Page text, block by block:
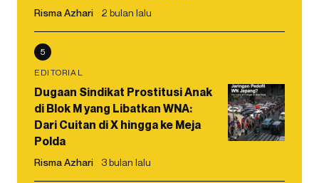
Risma Azhari 2 bulan lalu
5
EDITORIAL
Dugaan Sindikat Prostitusi Anak
di Blok M yang Libatkan WNA:
Dari Cuitan di X hingga ke Meja
Polda
Risma Azhari 3 bulan lalu